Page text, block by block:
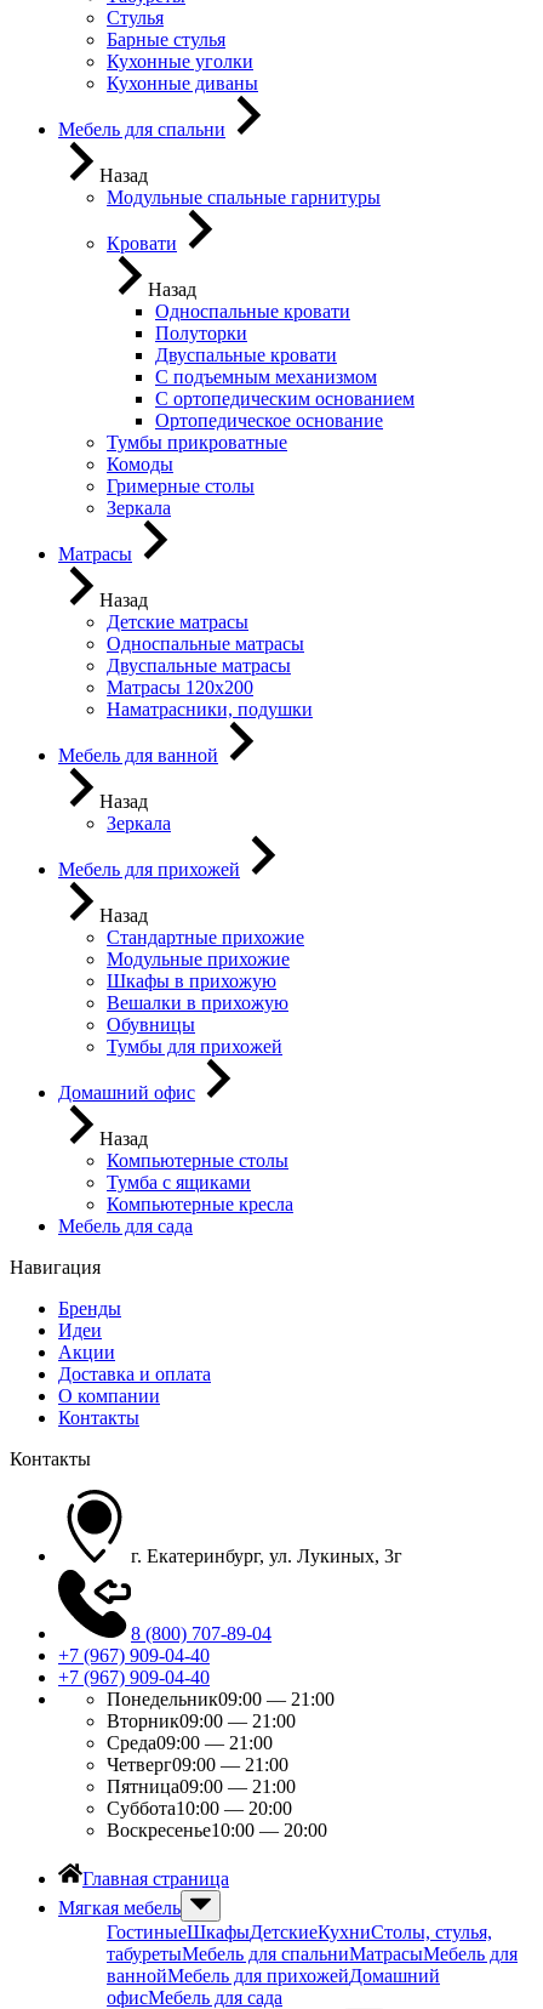
Стулья
Барные стулья
Кухонные уголки
Кухонные диваны
Мебель для спальни
Назад
Модульные спальные гарнитуры
Кровати
Назад
Односпальные кровати
Полуторки
Двуспальные кровати
С подъемным механизмом
С ортопедическим основанием
Ортопедическое основание
Тумбы прикроватные
Комоды
Гримерные столы
Зеркала
Матрасы
Назад
Детские матрасы
Односпальные матрасы
Двуспальные матрасы
Матрасы 120х200
Наматрасники, подушки
Мебель для ванной
Назад
Зеркала
Мебель для прихожей
Назад
Стандартные прихожие
Модульные прихожие
Шкафы в прихожую
Вешалки в прихожую
Обувницы
Тумбы для прихожей
Домашний офис
Назад
Компьютерные столы
Тумба с ящиками
Компьютерные кресла
Мебель для сада
Навигация
Бренды
Идеи
Акции
Доставка и оплата
О компании
Контакты
Контакты
г. Екатеринбург, ул. Лукиных, 3г
8 (800) 707-89-04
+7 (967) 909-04-40
+7 (967) 909-04-40
Понедельник09:00 — 21:00
Вторник09:00 — 21:00
Среда09:00 — 21:00
Четверг09:00 — 21:00
Пятница09:00 — 21:00
Суббота10:00 — 20:00
Воскресенье10:00 — 20:00
Главная страница
Мягкая мебель
ГостиныеШкафыДетскиеКухниСтолы, стулья,
табуретыМебель для спальниМатрасыМебель для
ваннойМебель для прихожейДомашний
офисМебель для сада